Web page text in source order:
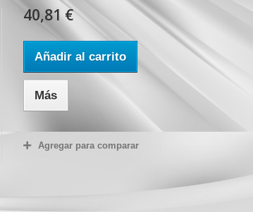
40,81 €
Añadir al carrito
Más
Agregar para comparar